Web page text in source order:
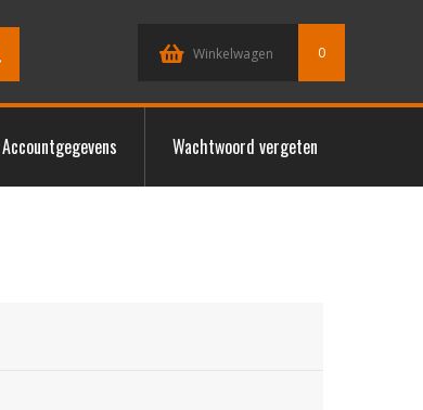
Winkelwagen 0
Accountgegevens Wachtwoord vergeten